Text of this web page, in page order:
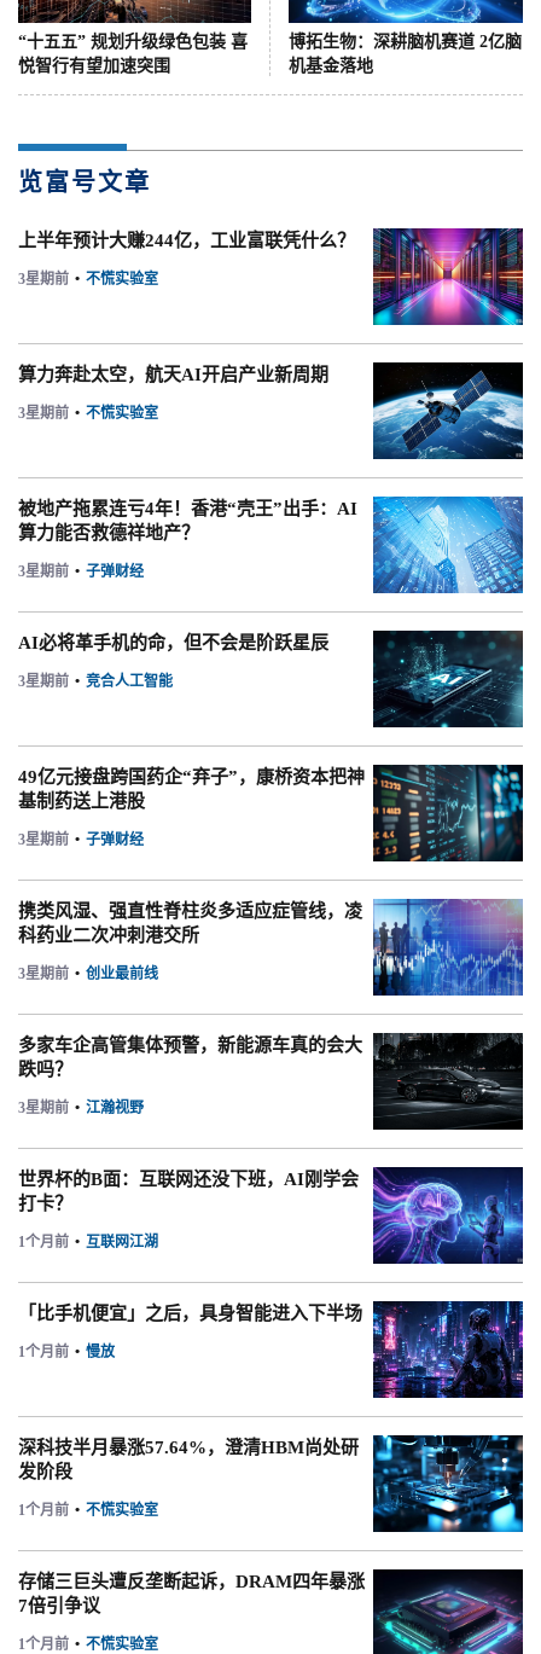
“十五五” 规划升级绿色包装 喜
悦智行有望加速突围
博拓生物：深耕脑机赛道 2亿脑
机基金落地
览富号文章
上半年预计大赚244亿，工业富联凭什么？
3星期前 • 不慌实验室
算力奔赴太空，航天AI开启产业新周期
3星期前 • 不慌实验室
被地产拖累连亏4年！香港“壳王”出手：AI
算力能否救德祥地产？
3星期前 • 子弹财经
AI必将革手机的命，但不会是阶跃星辰
3星期前 • 竞合人工智能
49亿元接盘跨国药企“弃子”，康桥资本把神
基制药送上港股
3星期前 • 子弹财经
携类风湿、强直性脊柱炎多适应症管线，凌
科药业二次冲刺港交所
3星期前 • 创业最前线
多家车企高管集体预警，新能源车真的会大
跌吗？
3星期前 • 江瀚视野
世界杯的B面：互联网还没下班，AI刚学会
打卡？
1个月前 • 互联网江湖
「比手机便宜」之后，具身智能进入下半场
1个月前 • 慢放
深科技半月暴涨57.64%，澄清HBM尚处研
发阶段
1个月前 • 不慌实验室
存储三巨头遭反垄断起诉，DRAM四年暴涨
7倍引争议
1个月前 • 不慌实验室